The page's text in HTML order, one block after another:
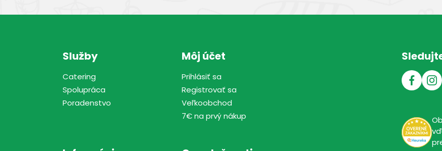
Služby
Catering
Spolupráca
Poradenstvo
Môj účet
Prihlásiť sa
Registrovať sa
Veľkoobchod
7€ na prvý nákup